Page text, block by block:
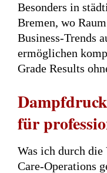
Besonders in
Bremen, wo
Business-Trends
ermöglichen
Grade Results
für
Was ich durch
Care-Operations